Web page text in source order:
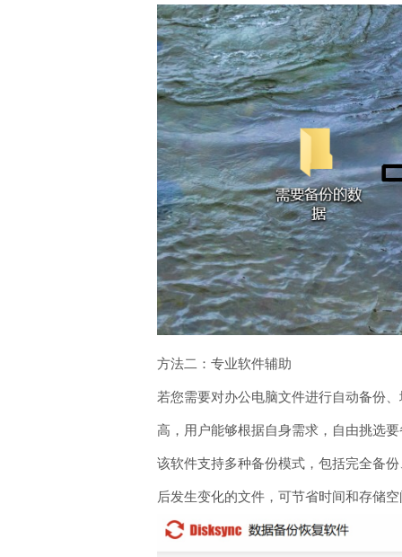
方法二：专业软件辅助
若您需要对办公电脑文件进行自动备份
高，用户能够根据自身需求，自由挑选
该软件支持多种备份模式，包括完全备
后发生变化的文件，可节省时间和存储